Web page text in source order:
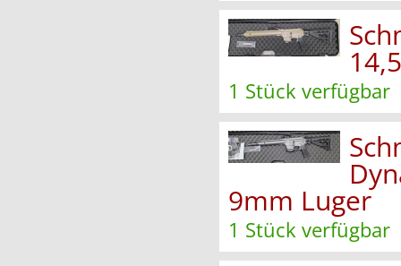
1 Stück verfügbar
9mm Luger
1 Stück verfügbar